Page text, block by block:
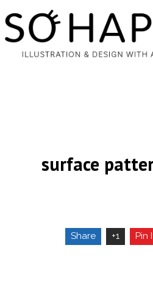
surface
Share +1 Pin